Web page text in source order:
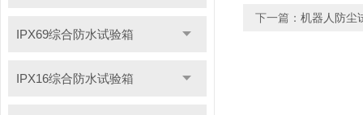
IPX69综合防水试验箱
IPX16综合防水试验箱
下一篇： 机器人防尘